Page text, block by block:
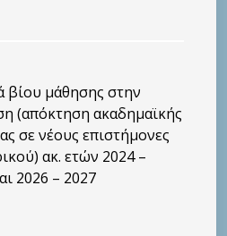
βίου μάθησης στην
(απόκτηση ακαδημαϊκής
σε νέους επιστήμονες
ακ. ετών 2024 –
2026 – 2027